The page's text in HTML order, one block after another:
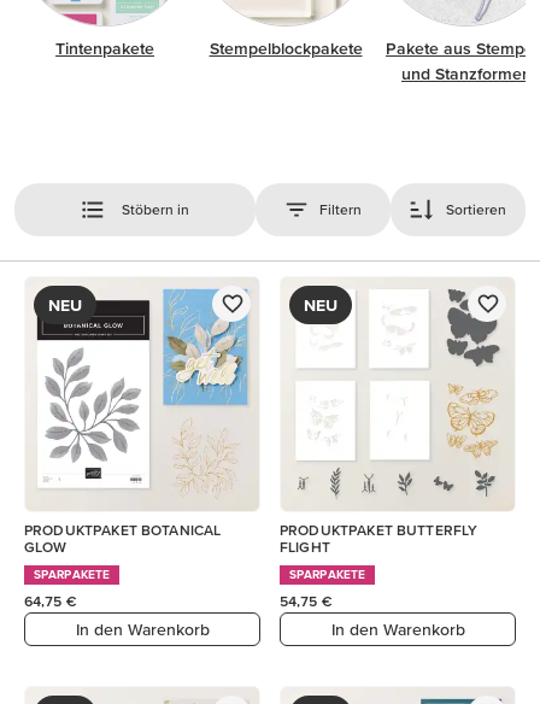
Tintenpakete Stempelblockpakete
Pakete aus
und Stanzformen
Stöbern in Filtern Sortieren
NEU
PRODUKTPAKET BOTANICAL
GLOW
SPARPAKETE
64,75 €
In den Warenkorb
NEU
PRODUKTPAKET BUTTERFLY
FLIGHT
SPARPAKETE
54,75 €
In den Warenkorb